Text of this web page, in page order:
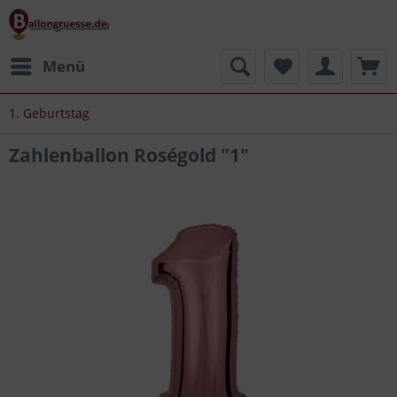
Menü
1. Geburtstag
Zahlenballon Roségold "1"